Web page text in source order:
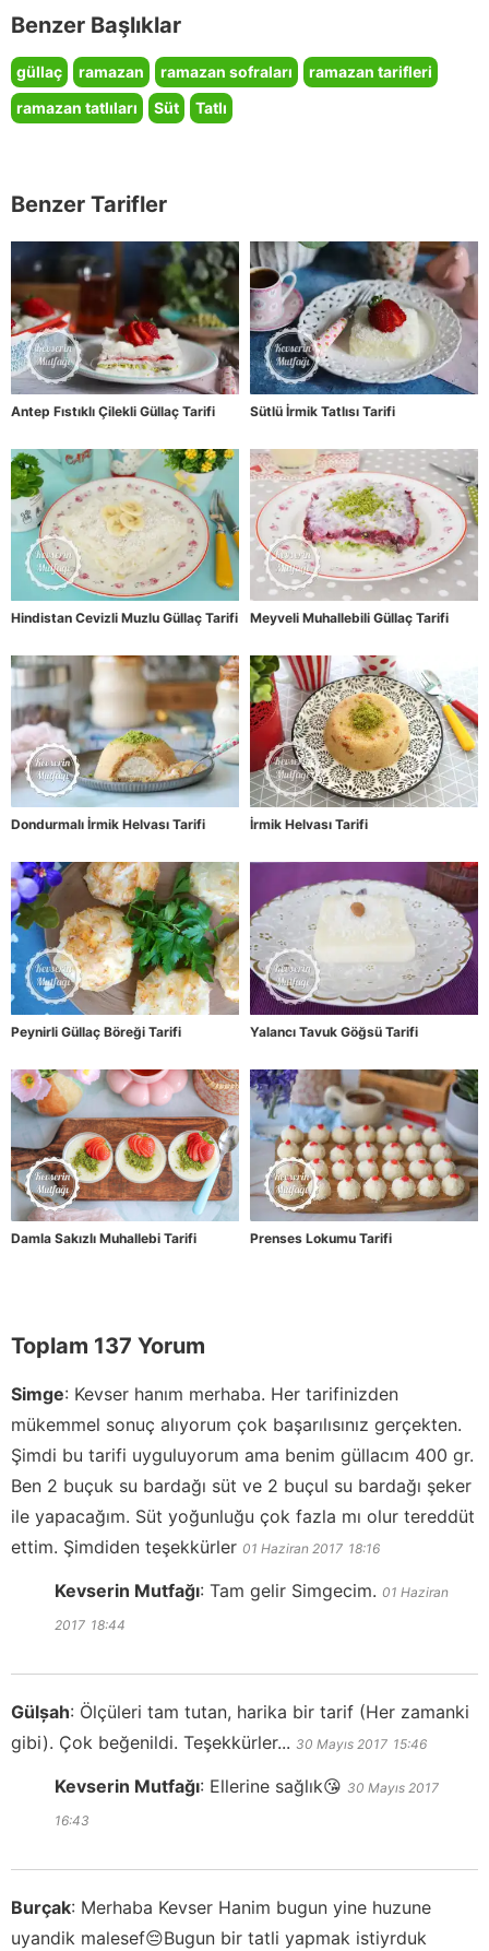
Benzer Başlıklar
güllaç ramazan ramazan sofraları
ramazan tarifleri
ramazan tatlıları
Süt Tatlı
Benzer Tarifler
Antep Fıstıklı Çilekli Güllaç Tarifi Sütlü İrmik Tatlısı Tarifi
Hindistan Cevizli Muzlu Güllaç Tarifi Meyveli Muhallebili Güllaç Tarifi
Dondurmalı İrmik Helvası Tarifi İrmik Helvası Tarifi
Peynirli Güllaç Böreği Tarifi Yalancı Tavuk Göğsü Tarifi
Damla Sakızlı Muhallebi Tarifi Prenses Lokumu Tarifi
Toplam 137 Yorum
Simge: Kevser hanım merhaba. Her tarifinizden
mükemmel sonuç alıyorum çok başarılısınız gerçekten.
Şimdi bu tarifi uyguluyorum ama benim güllacım 400 gr.
Ben 2 buçuk su bardağı süt ve 2 buçul su bardağı şeker
ile yapacağım. Süt yoğunluğu çok fazla mı olur tereddüt
ettim. Şimdiden teşekkürler 01 Haziran 2017 18:16
Kevserin Mutfağı: Tam gelir Simgecim. 01 Haziran
2017 18:44
Gülșah: Ölçüleri tam tutan, harika bir tarif (Her zamanki
gibi). Çok beğenildi. Teşekkürler... 30 Mayıs 2017 15:46
Kevserin Mutfağı: Ellerine sağlık😘 30 Mayıs 2017
16:43
Burçak: Merhaba Kevser Hanim bugun yine huzune
uyandik malesef😔Bugun bir tatli yapmak istiyrduk